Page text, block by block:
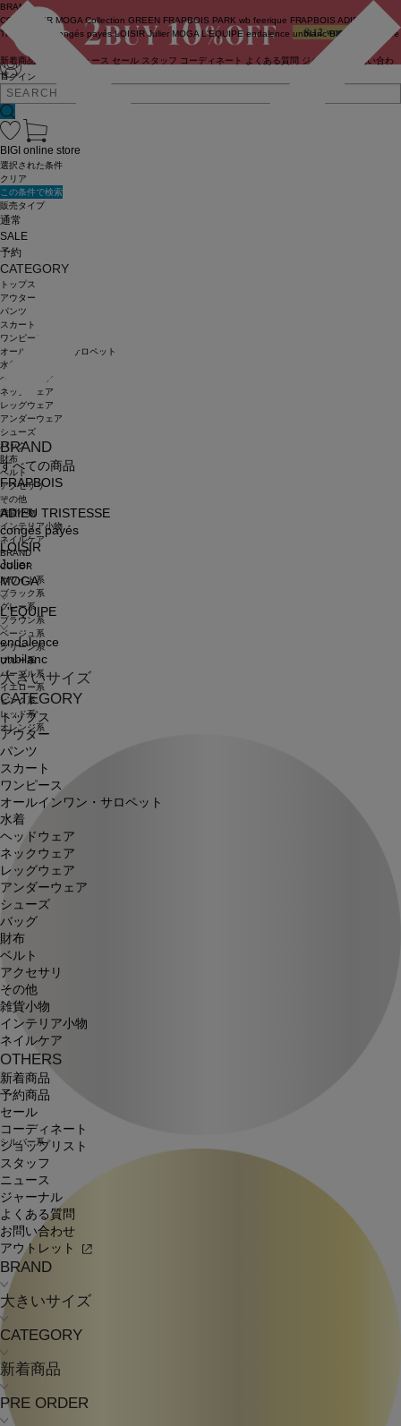
ログイン
BRAND
COUTURIER MOGA Collection GREEN FRAPBOIS PARK wb feerique FRAPBOIS ADIEU
TRISTESSE
congés payés LOISIR Julier MOGA L'EQUIPE endalence unbilanc BIGI online store
新着商品 ニュース セール スタッフ コーディネート よくある質問 ジャーナル
お問い合わ
せ
BRAND
すべての商品
FRAPBOIS
ADIEU TRISTESSE
congés payés
LOISIR
Julier
MOGA
L'EQUIPE
endalence
unbilanc
大きいサイズ
CATEGORY
トップス
アウター
パンツ
スカート
ワンピース
オールインワン・サロペット
水着
ヘッドウェア
ネックウェア
レッグウェア
アンダーウェア
シューズ
バッグ
財布
ベルト
アクセサリ
その他
雑貨小物
インテリア小物
ネイルケア
OTHERS
新着商品
予約商品
セール
コーディネート
ショップリスト
スタッフ
ニュース
ジャーナル
よくある質問
お問い合わせ
アウトレット
BRAND
大きいサイズ
CATEGORY
新着商品
PRE ORDER
BIGI online store
選択された条件
クリア
この条件で検索
販売タイプ
通常
SALE
予約
CATEGORY
トップス
アウター
パンツ
スカート
ワンピース
オールインワン・サロペット
水着
ヘッドウェア
ネックウェア
レッグウェア
アンダーウェア
シューズ
バッグ
財布
ベルト
アクセサリ
その他
雑貨小物
インテリア小物
ネイルケア
BRAND
COLOR
ホワイト系
ブラック系
グレー系
ブラウン系
ベージュ系
グリーン系
ブルー系
パープル系
イエロー系
ピンク系
レッド系
オレンジ系
シルバー系